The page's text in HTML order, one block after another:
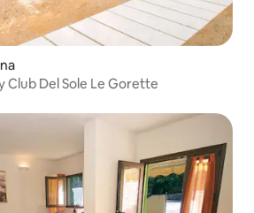
Club Del Sole Le Gorette